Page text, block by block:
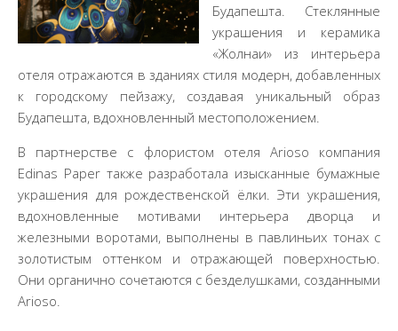
Будапешта. Стеклянные
украшения и керамика
«Жолнаи» из интерьера
отеля отражаются в зданиях стиля модерн, добавленных
к городскому пейзажу, создавая уникальный образ
Будапешта, вдохновленный местоположением.
В партнерстве с флористом отеля Arioso компания
Edinas Paper также разработала изысканные бумажные
украшения для рождественской ёлки. Эти украшения,
вдохновленные мотивами интерьера дворца и
железными воротами, выполнены в павлиньих тонах с
золотистым оттенком и отражающей поверхностью.
Они органично сочетаются с безделушками, созданными
Arioso.